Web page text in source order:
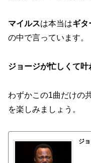
マイルスは本当はギタ
の中で言っています。
ジョージが忙しくて叶
わずかこの1曲だけの
を楽しみましょう。
ジ